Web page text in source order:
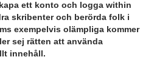
ett konto och logga within
skribenter och berörda folk i
exempelvis olämpliga kommer
sej rätten att använda
innehåll.